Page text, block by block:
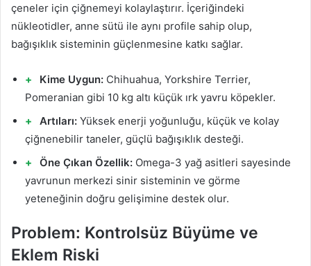
çeneler için çiğnemeyi kolaylaştırır. İçeriğindeki
nükleotidler, anne sütü ile aynı profile sahip olup,
bağışıklık sisteminin güçlenmesine katkı sağlar.
Kime Uygun: Chihuahua, Yorkshire Terrier,
Pomeranian gibi 10 kg altı küçük ırk yavru köpekler.
Artıları: Yüksek enerji yoğunluğu, küçük ve kolay
çiğnenebilir taneler, güçlü bağışıklık desteği.
Öne Çıkan Özellik: Omega-3 yağ asitleri sayesinde
yavrunun merkezi sinir sisteminin ve görme
yeteneğinin doğru gelişimine destek olur.
Problem: Kontrolsüz Büyüme ve
Eklem Riski